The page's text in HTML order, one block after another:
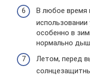
В любое время
особенно в
нормально
Летом, перед